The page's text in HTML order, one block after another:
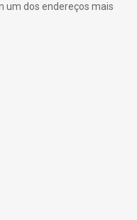
um dos endereços mais